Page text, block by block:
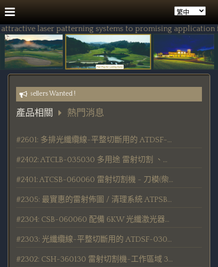
laser patterning systems to promising application
Resellers Wanted !
產品相關 熱門消息
#2601: 多排光纖纜線-平整切斷用的 ATDSF-030R-B 光纖線切割機 - 發表/出貨
#2402: ATCLB-035030 多用途 雷射切割 、劃線 、鑽孔 加工機 發表 / 交貨
#2401: ATCSB-060060 雷射切割機 - 刀模(柴模)板製作用切割機 發表/交貨
#2305: 最實惠的雷射佈圖 / 清理系統 ATPSB-030030-100F 發表/交貨
#2304: CSB-060060 配備 6KW 光纖激光器的光纖雷射切割機發表/交貨
#2303: 光纖纜線-平整切斷用的 ATDSF-030R 光纖線切割機 - 發表
#2302: CSH-360130 雷射切割機-工作區域 3600 X 1300 mm 的大型機種 發表/交貨